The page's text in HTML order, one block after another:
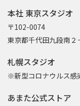
本社 東京スタジオ
〒102-0074
東京都千代田九段南
札幌スタジオ
※新型コロナウルス感
あまた公式ストア